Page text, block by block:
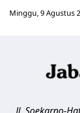
Minggu, 9 Agustus